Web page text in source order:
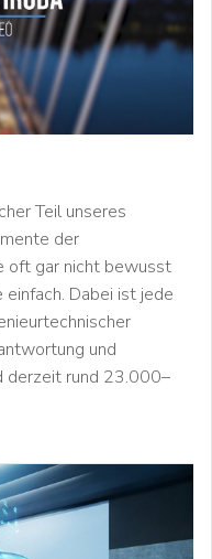
Teil unseres
der
oft gar nicht bewusst
Dabei ist jede
und
derzeit rund 23.000–